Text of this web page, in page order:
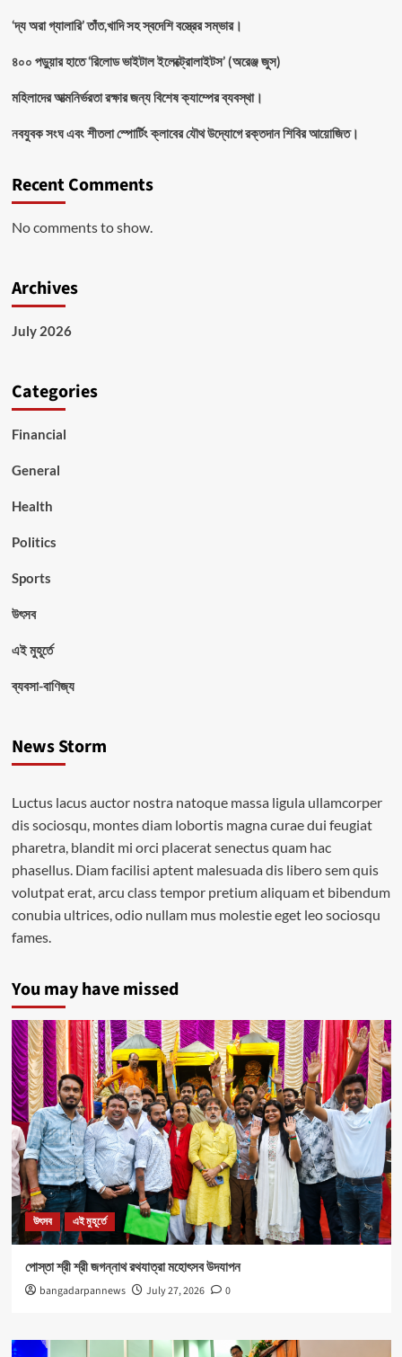
‘দ্য অরা গ্যালারি’ তাঁত,খাদি সহ স্বদেশি বস্ত্রের সম্ভার।
৪০০ পড়ুয়ার হাতে ‘রিলোড ভাইটাল ইলেক্ট্রোলাইটস’ (অরেঞ্জ জুস)
মহিলাদের আত্মনির্ভরতা রক্ষার জন্য বিশেষ ক্যাম্পের ব্যবস্থা।
নবযুবক সংঘ এবং শীতলা স্পোর্টিং ক্লাবের যৌথ উদ্যোগে রক্তদান শিবির আয়োজিত।
Recent Comments
No comments to show.
Archives
July 2026
Categories
Financial
General
Health
Politics
Sports
উৎসব
এই মুহূর্তে
ব্যবসা-বাণিজ্য
News Storm
Luctus lacus auctor nostra natoque massa ligula ullamcorper
dis sociosqu, montes diam lobortis magna curae dui feugiat
pharetra, blandit mi orci placerat senectus quam hac
phasellus. Diam facilisi aptent malesuada dis libero sem quis
volutpat erat, arcu class tempor pretium aliquam et bibendum
conubia ultrices, odio nullam mus molestie eget leo sociosqu
fames.
You may have missed
উৎসব এই মুহূর্তে
পোস্তা শ্রী শ্রী জগন্নাথ রথযাত্রা মহোৎসব উদযাপন
bangadarpannews July 27, 2026 0